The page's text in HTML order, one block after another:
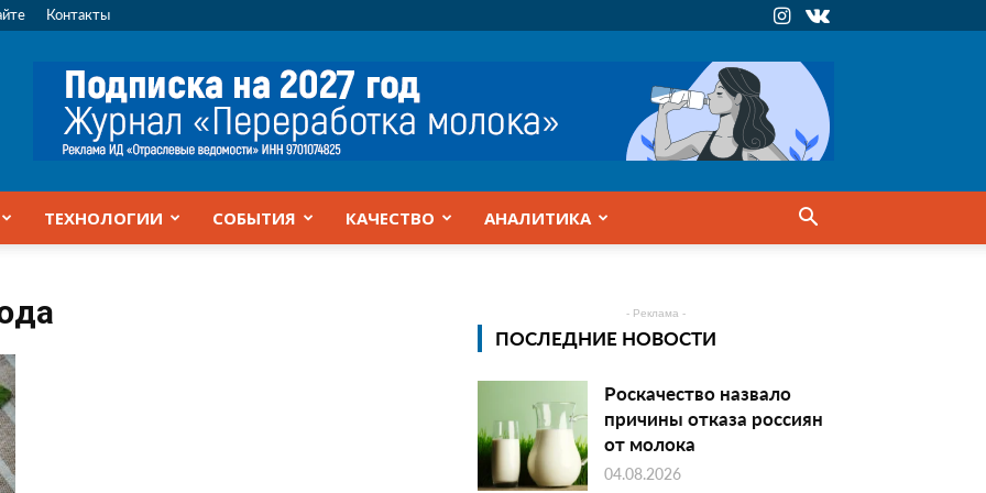
Контакты
ТЕХНОЛОГИИ СОБЫТИЯ КАЧЕСТВО АНАЛИТИКА
- Реклама -
ПОСЛЕДНИЕ НОВОСТИ
Роскачество назвало
причины отказа россиян
от молока
04.08.2026